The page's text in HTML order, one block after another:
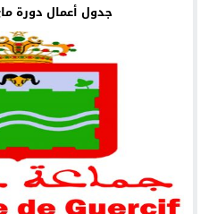
جدول أعمال دورة ماي 2018